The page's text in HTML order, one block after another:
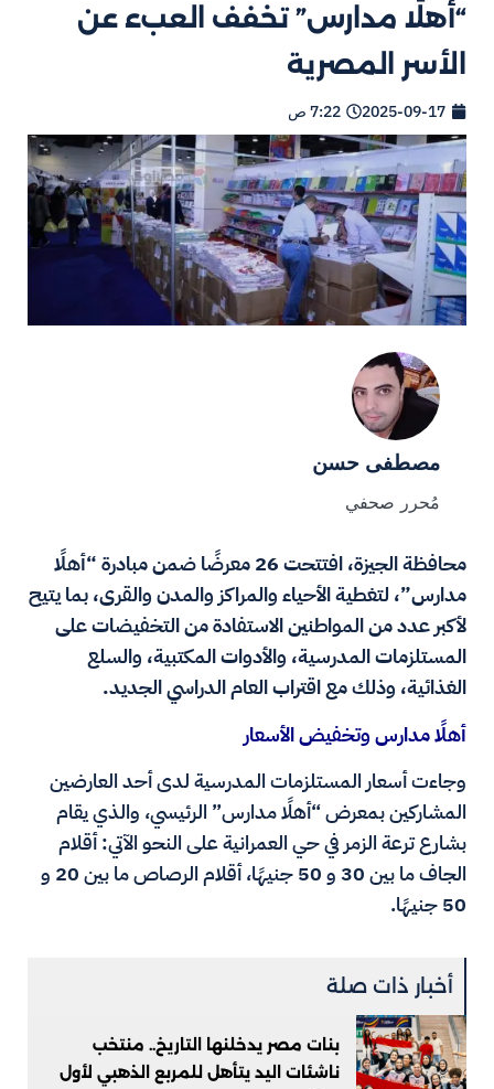
“أهلًا مدارس” تخفف العبء عن
الأسر المصرية
2025-09-17 7:22 ص
مصطفى حسن
مُحرر صحفي
محافظة الجيزة، افتتحت 26 معرضًا ضمن مبادرة “أهلًا
مدارس”، لتغطية الأحياء والمراكز والمدن والقرى، بما يتيح
لأكبر عدد من المواطنين الاستفادة من التخفيضات على
المستلزمات المدرسية، والأدوات المكتبية، والسلع
الغذائية، وذلك مع اقتراب العام الدراسي الجديد.
أهلًا مدارس وتخفيض الأسعار
وجاءت أسعار المستلزمات المدرسية لدى أحد العارضين
المشاركين بمعرض “أهلًا مدارس” الرئيسي، والذي يقام
بشارع ترعة الزمر في حي العمرانية على النحو الآتي: أقلام
الجاف ما بين 30 و 50 جنيهًا، أقلام الرصاص ما بين 20 و
50 جنيهًا.
أخبار ذات صلة
بنات مصر يدخلنها التاريخ.. منتخب
ناشئات اليد يتأهل للمربع الذهبي لأول